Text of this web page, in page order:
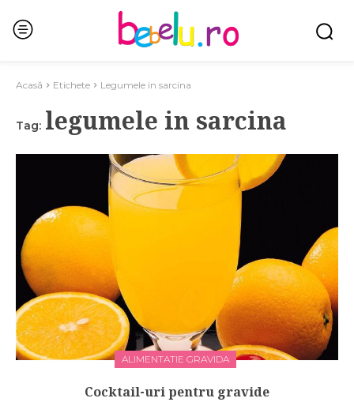
Acasă Etichete Legumele in sarcina
Tag: legumele in sarcina
ALIMENTATIE GRAVIDA
Cocktail-uri pentru gravide